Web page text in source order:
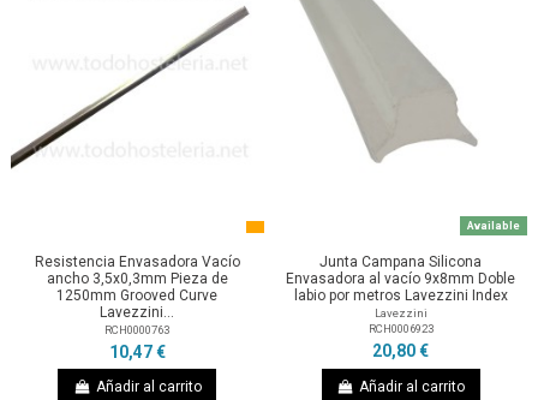
Resistencia Envasadora Vacío
ancho 3,5x0,3mm Pieza de
1250mm Grooved Curve
Lavezzini...
RCH0000763
10,47 €
Añadir al carrito
Available
Junta Campana Silicona
Envasadora al vacío 9x8mm Doble
labio por metros Lavezzini Index
Lavezzini
RCH0006923
20,80 €
Añadir al carrito